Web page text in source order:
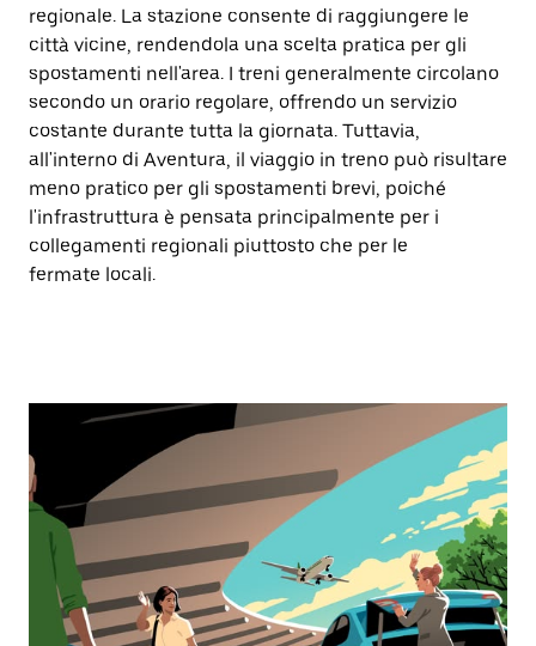
regionale. La stazione consente di raggiungere le
città vicine, rendendola una scelta pratica per gli
spostamenti nell'area. I treni generalmente circolano
secondo un orario regolare, offrendo un servizio
costante durante tutta la giornata. Tuttavia,
all'interno di Aventura, il viaggio in treno può risultare
meno pratico per gli spostamenti brevi, poiché
l'infrastruttura è pensata principalmente per i
collegamenti regionali piuttosto che per le
fermate locali.